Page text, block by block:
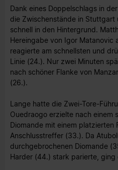
Dank eines Doppelschlags in
die Zwischenstände in Stuttgart
schnell in den Hintergrund.
Hereingabe von Igor Matanovic
reagierte am schnellsten und
Linie (24.). Nur zwei Minuten
nach schöner Flanke von
(26.).
Lange hatte die Zwei-Tore-
Ouedraogo erzielte nach einem
Diomande mit einem platzierten
Anschlusstreffer (33.). Da
durchgebrochenen Diomande
Harder (44.) stark parierte, ging